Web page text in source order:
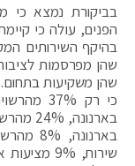
בביקורת נמצא כי
הפנים, עולה כי
בהיקף השירותים
שהן מפרסמות
שהן משקיעות
כי רק